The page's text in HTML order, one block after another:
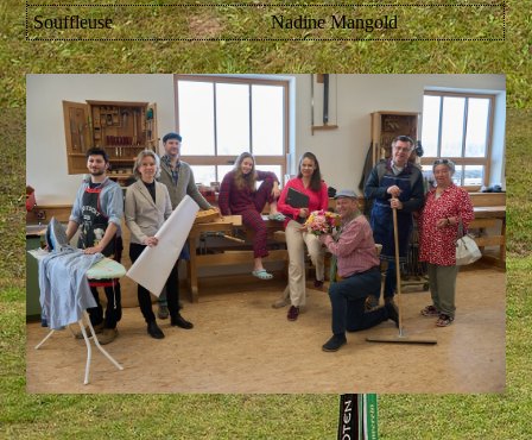
Souffleuse
Nadine Mangold